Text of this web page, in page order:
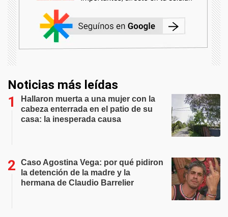
Noticias más leídas
Hallaron muerta a una mujer con la
cabeza enterrada en el patio de su
casa: la inesperada causa
Caso Agostina Vega: por qué pidiron
la detención de la madre y la
hermana de Claudio Barrelier